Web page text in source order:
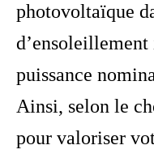
photovoltaïque
puissance
Ainsi, selon le
pour valoriser